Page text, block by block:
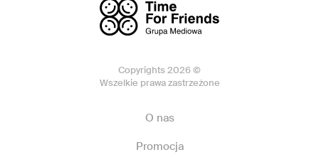
Copyrights 2026 ©
Wszelkie prawa zastrzeżone
O nas
Promocja